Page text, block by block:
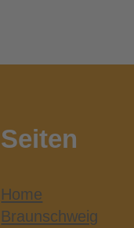
Seiten
Home
Braunschweig